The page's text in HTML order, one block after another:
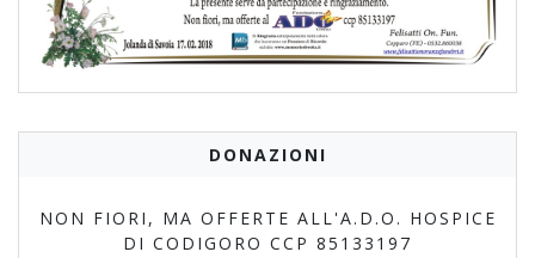
DONAZIONI
NON FIORI, MA OFFERTE ALL'A.D.O. HOSPICE
DI CODIGORO CCP 85133197